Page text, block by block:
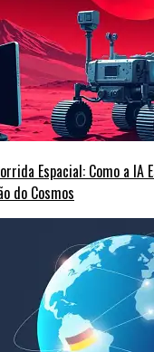
Espacial: Como a IA
do Cosmos